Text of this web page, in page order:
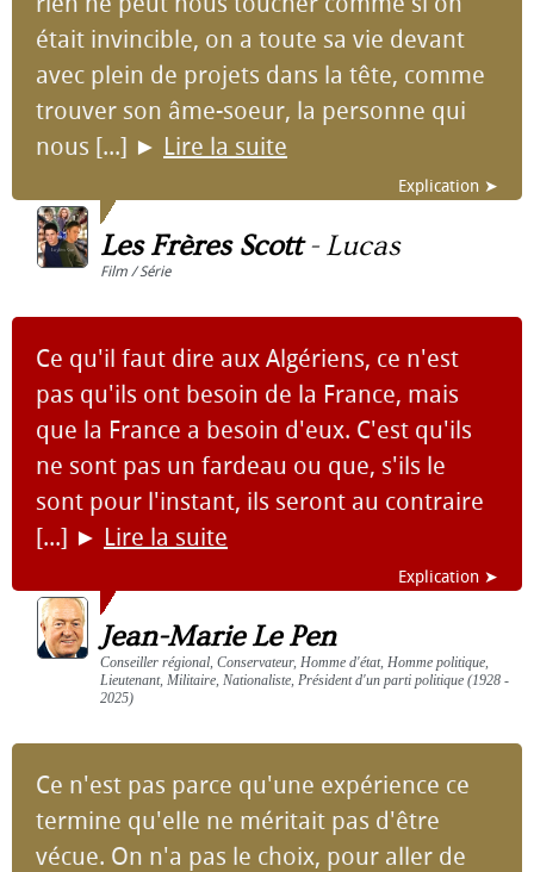
était invincible, on a toute sa vie devant
avec plein de projets dans la tête, comme
trouver son âme-soeur, la personne qui
nous [...] ► Lire la suite
Explication ➤
Les Frères Scott- Lucas
Film / Série
Ce qu'il faut dire aux Algériens, ce n'est
pas qu'ils ont besoin de la France, mais
que la France a besoin d'eux. C'est qu'ils
ne sont pas un fardeau ou que, s'ils le
sont pour l'instant, ils seront au contraire
[...] ► Lire la suite
Explication ➤
Jean-Marie Le Pen
Conseiller régional, Conservateur, Homme d'état, Homme politique,
Lieutenant, Militaire, Nationaliste, Président d'un parti politique (1928 -
2025)
Ce n'est pas parce qu'une expérience ce
termine qu'elle ne méritait pas d'être
vécue. On n'a pas le choix, pour aller de